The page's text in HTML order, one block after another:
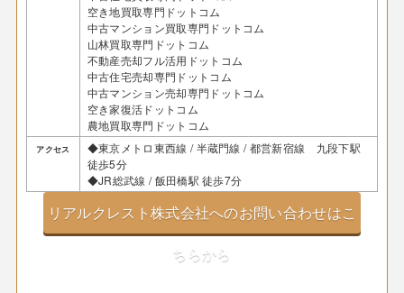
空き地買取専門ドットコム
中古マンション買取専門ドットコム
山林買取専門ドットコム
不動産売却フル活用ドットコム
中古住宅売却専門ドットコム
中古マンション売却専門ドットコム
空き家復活ドットコム
農地買取専門ドットコム
アクセス
◆東京メトロ東西線 / 半蔵門線 / 都営新宿線 九段下駅
徒歩5分
◆JR総武線 / 飯田橋駅 徒歩7分
リアルクレスト株式会社へのお問い合わせはこ
ちらから